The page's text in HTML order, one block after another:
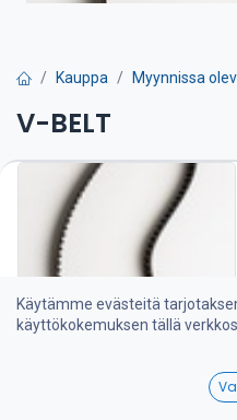
Kauppa Myynnissa
V-BELT
Hihna on suositeltava pitää
52,94€
Lisää toivelistalle
Käytämme evästeitä
käyttökokemuksen tällä